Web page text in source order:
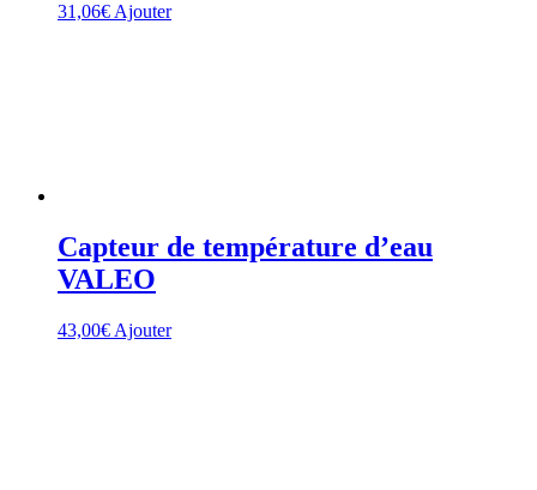
31,06€Ajouter
Capteur de température d’eau
VALEO
43,00€ Ajouter